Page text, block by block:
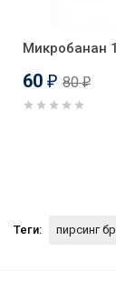
Микробанан
60 ₽ 80₽
Теги: пирсинг